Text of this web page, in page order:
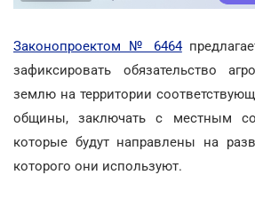
Законопроектом № 6464
зафиксировать обязательство
землю на территории
общины, заключать с местным
которые будут направлены на
которого они используют.